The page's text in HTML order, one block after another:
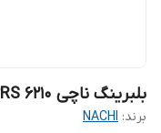
بلبرینگ ناچی 6210 2RS
برند: NACHI